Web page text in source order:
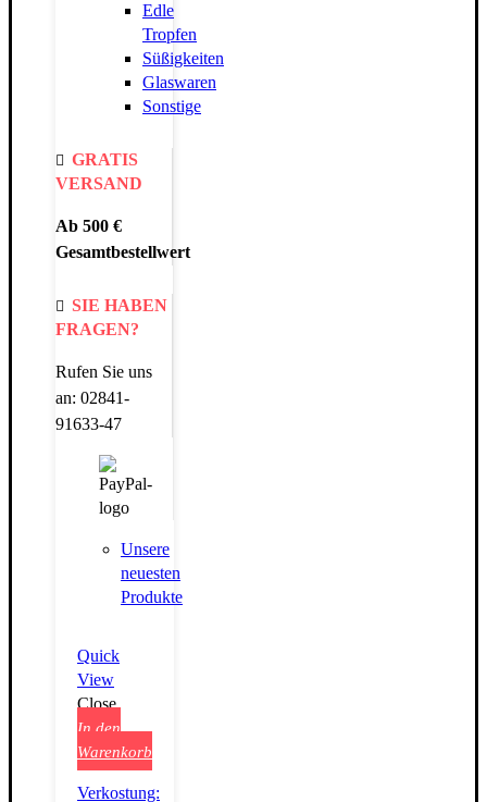
Edle
Tropfen
Süßigkeiten
Glaswaren
Sonstige
GRATIS
VERSAND
Ab 500 €
Gesamtbestellwert
SIE HABEN
FRAGEN?
Rufen Sie uns
an: 02841-
91633-47
Unsere
neuesten
Produkte
Quick
View
Close
In den
Warenkorb
Verkostung: